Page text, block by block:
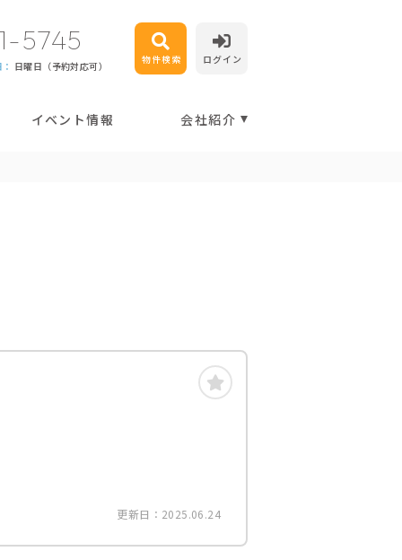
5745
日曜日（予約対応可） 物件検索 ログイン
イベント情報 会社紹介
更新日：2025.06.24